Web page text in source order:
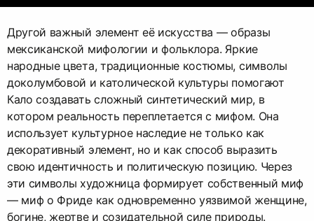
Другой важный элемент её искусства — образы
мексиканской мифологии и фольклора. Яркие
народные цвета, традиционные костюмы, символы
доколумбовой и католической культуры помогают
Кало создавать сложный синтетический мир, в
котором реальность переплетается с мифом. Она
использует культурное наследие не только как
декоративный элемент, но и как способ выразить
свою идентичность и политическую позицию. Через
эти символы художница формирует собственный миф
— миф о Фриде как одновременно уязвимой женщине,
богине, жертве и созидательной силе природы.